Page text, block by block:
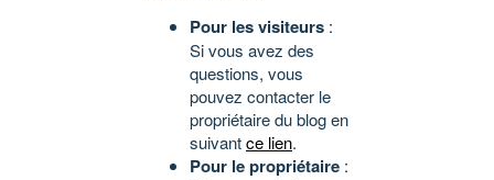
Pour les visiteurs :
Si vous avez des
questions, vous
pouvez contacter le
propriétaire du blog en
suivantce lien.
Pour le propriétaire :